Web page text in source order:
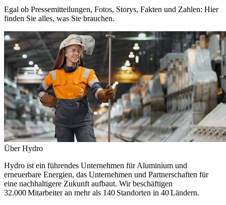
Egal ob Pressemitteilungen, Fotos, Storys, Fakten und Zahlen: Hier
finden Sie alles, was Sie brauchen.
Über Hydro
Hydro ist ein führendes Unternehmen für Aluminium und
erneuerbare Energien, das Unternehmen und Partnerschaften für
eine nachhaltigere Zukunft aufbaut. Wir beschäftigen
32.000 Mitarbeiter an mehr als 140 Standorten in 40 Ländern.